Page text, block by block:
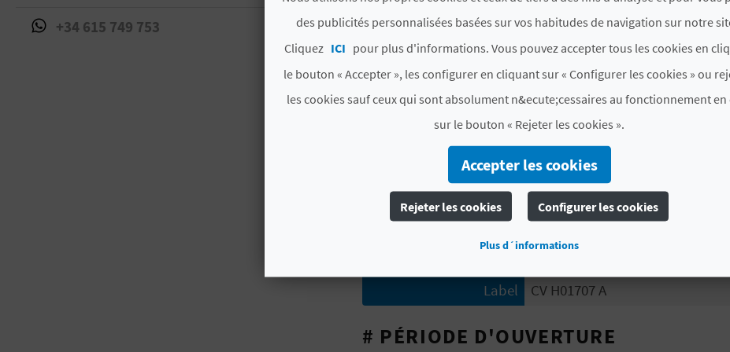
+34 615 749 753
connecter de se détendre dans un cadre à couper le
# CHAMBRES ET PLACES
Places
46
Chambres
22en tout
# CARACTÉRISTIQUES
Label
CV H01707 A
# PÉRIODE D'OUVERTURE
des publicités personnalisées basées sur vos habitudes de navigation sur notre
Cliquez ICI pour plus d'informations. Vous pouvez accepter tous les cookies en
le bouton « Accepter », les configurer en cliquant sur « Configurer les cookies » ou
les cookies sauf ceux qui sont absolument n&ecute;cessaires au fonctionnement
sur le bouton « Rejeter les cookies ».
Accepter les cookies
Rejeter les cookies Configurer les cookies
Plus d´informations